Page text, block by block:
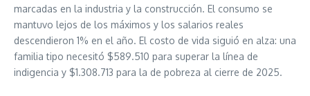
marcadas en la industria y la construcción. El consumo se
mantuvo lejos de los máximos y los salarios reales
descendieron 1% en el año. El costo de vida siguió en alza: una
familia tipo necesitó $589.510 para superar la línea de
indigencia y $1.308.713 para la de pobreza al cierre de 2025.